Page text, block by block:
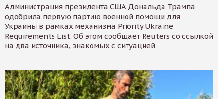
Администрация президента США Дональда Трампа
одобрила первую партию военной помощи для
Украины в рамках механизма Priority Ukraine
Requirements List. Об этом сообщает Reuters со ссылкой
на два источника, знакомых с ситуацией